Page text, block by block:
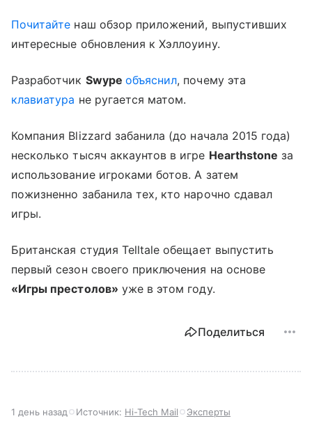
Почитайте наш обзор приложений, выпустивших
интересные обновления к Хэллоуину.
Разработчик Swype объяснил, почему эта
клавиатура не ругается матом.
Компания Blizzard забанила (до начала 2015 года)
несколько тысяч аккаунтов в игре Hearthstone за
использование игроками ботов. А затем
пожизненно забанила тех, кто нарочно сдавал
игры.
Британская студия Telltale обещает выпустить
первый сезон своего приключения на основе
«Игры престолов» уже в этом году.
Поделиться
1 день назад Источник: Hi-Tech Mail Эксперты